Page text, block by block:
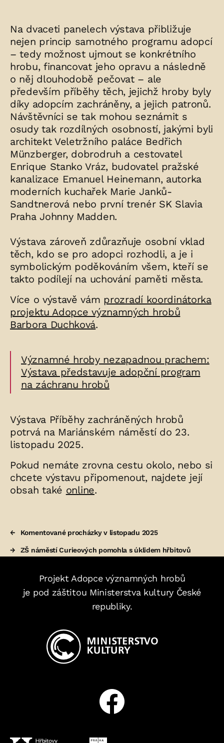
Na dvaceti panelech výstava přibližuje
nejen princip samotného programu adopcí
– tedy možnost ujmout se konkrétního
hrobu, financovat jeho opravu a následně
o něj dlouhodobě pečovat – ale
především příběhy těch, jejichž hroby byly
díky adopcím zachráněny, a jejich patronů.
Návštěvníci se tak mohou seznámit s
osudy tak rozdílných osobností, jakými byli
architekt Veletržního paláce Bedřich
Münzberger, dobrodruh a cestovatel
Enrique Stanko Vráz, budovatel pražské
kanalizace Emanuel Heinemann, autorka
moderních kuchařek Marie Janků-
Sandtnerová nebo první trenér SK Slavia
Praha Johnny Madden.
Výstava zároveň zdůrazňuje osobní vklad
těch, kdo se pro adopci rozhodli, a je i
symbolickým poděkováním všem, kteří se
takto podílejí na uchování paměti města.
Více o výstavě vám prozradí koordinátorka
projektu Adopce významných hrobů
Barbora Duchková.
Významné hroby nezapadnou prachem:
Výstava představuje adopční program
na záchranu hrobů
Výstava Příběhy zachráněných hrobů
potrvá na Mariánském náměstí do 23.
listopadu 2025.
Pokud nemáte zrovna cestu okolo, nebo si
chcete výstavu připomenout, najdete její
obsah také online.
← Komentované procházky v listopadu 2025
→ ZŠ náměstí Curieových pomohla s úklidem hřbitovů
Projekt Adopce významných hrobů
je pod záštitou Ministerstva kultury České
republiky.
Facebook